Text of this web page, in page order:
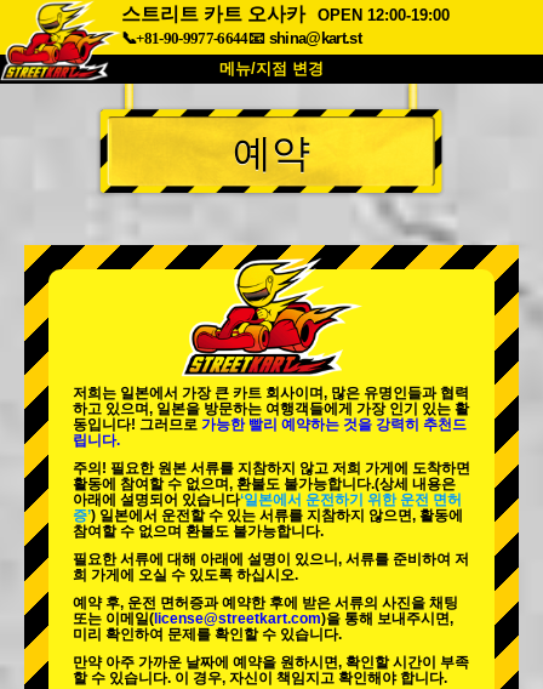
스트리트 카트 오사카
OPEN 12:00-19:00
📞+81-90-9977-6644📧 shina@kart.st
메뉴/지점 변경
최상단
소개 사양 가격
회사 정보 예약
지점 변경
도쿄 시나가와 #1 도쿄 아키하바라#1
도쿄 아키하바라#2
도쿄 시부야 애넥스 도쿄 베이
도쿄 아사쿠사
오키나와
예약
저희는 일본에서 가장 큰 카트 회사이며, 많은 유명인들과 협력
하고 있으며, 일본을 방문하는 여행객들에게 가장 인기 있는 활
동입니다! 그러므로 가능한 빨리 예약하는 것을 강력히 추천드
립니다.
주의! 필요한 원본 서류를 지참하지 않고 저희 가게에 도착하면
활동에 참여할 수 없으며, 환불도 불가능합니다.(상세 내용은
아래에 설명되어 있습니다‘일본에서 운전하기 위한 운전 면허
증’) 일본에서 운전할 수 있는 서류를 지참하지 않으면, 활동에
참여할 수 없으며 환불도 불가능합니다.
필요한 서류에 대해 아래에 설명이 있으니, 서류를 준비하여 저
희 가게에 오실 수 있도록 하십시오.
예약 후, 운전 면허증과 예약한 후에 받은 서류의 사진을 채팅
또는 이메일( license@streetkart.com)을 통해 보내주시면,
미리 확인하여 문제를 확인할 수 있습니다.
만약 아주 가까운 날짜에 예약을 원하시면, 확인할 시간이 부족
할 수 있습니다. 이 경우, 자신이 책임지고 확인해야 합니다.